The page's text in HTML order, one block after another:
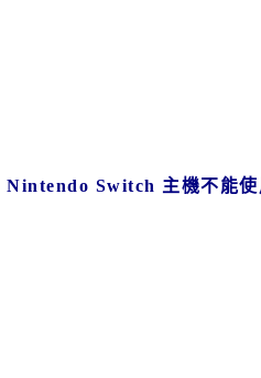
Nintendo Switch 主機不能使